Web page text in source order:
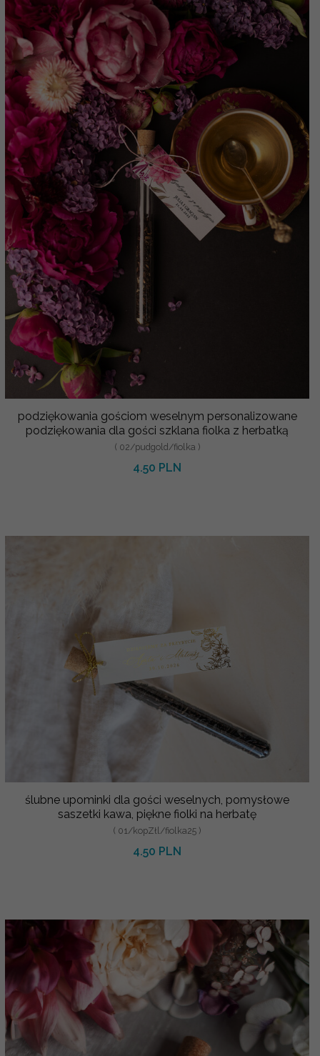
podziękowania gościom weselnym personalizowane
podziękowania dla gości szklana fiolka z herbatką
( 02/pudgold/fiolka )
4.50 PLN
ślubne upominki dla gości weselnych, pomysłowe
saszetki kawa, piękne fiolki na herbatę
( 01/kopZłl/fiolka25 )
4.50 PLN